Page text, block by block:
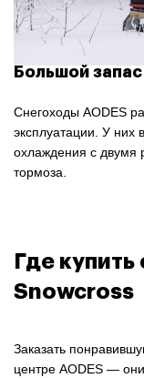
Большой
Снегоходы AODES
эксплуатации. У них
охлаждения с двумя
тормоза.
Где купить
Snowcross
Заказать
центре AODES — они